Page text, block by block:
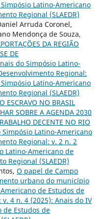
Latino-Americano
Regional (SLAEDR)
Arruda Coronel,
Mendonça de Souza,
DA REGIÃO
DE
do Simpósio Latino-
Regional:
Latino-Americano
Regional (SLAEDR)
ESCRAVO NO BRASIL
SOBRE A AGENDA 2030
DECENTE NO RIO
Simpósio Latino-Americano
Regional: v. 2 n. 2
Latino-Americano de
Regional (SLAEDR)
O papel de Campo
urbano do município
de Estudos de
4 n. 4 (2025): Anais do IV
de Estudos de